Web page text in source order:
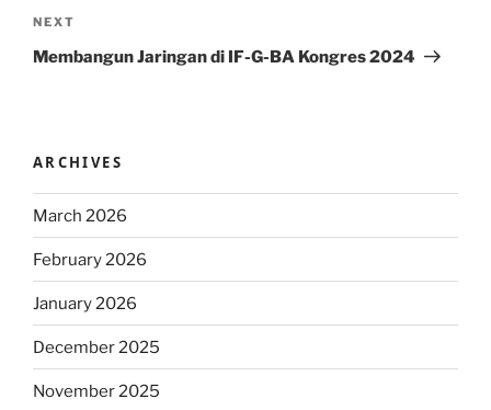
Next
Post
NEXT
Membangun Jaringan di IF-G-BA Kongres 2024
ARCHIVES
March 2026
February 2026
January 2026
December 2025
November 2025